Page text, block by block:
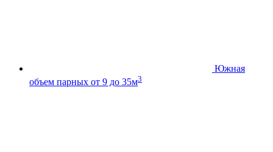
Южная
объем парных от 9 до 35м3